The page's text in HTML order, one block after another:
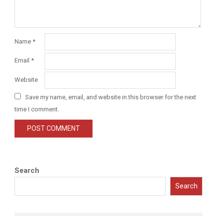
Name *
Email *
Website
Save my name, email, and website in this browser for the next
time I comment.
Search
Search